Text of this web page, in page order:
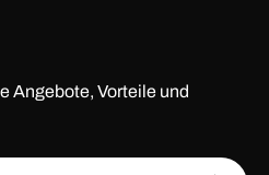
Angebote, Vorteile und